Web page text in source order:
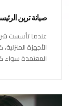
صيانة ترين
عندما تأسست
الأجهزة
المعتمدة سواء